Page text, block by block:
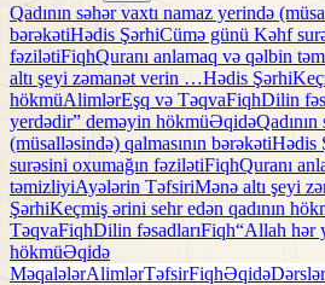
Qadının səhər vaxtı namaz yerində
bərəkətiHədis ŞərhiCümə günü Kəhf
fəzilətiFiqhQuranı anlamaq və qəlbin
altı şeyi zəmanət verin …Hədis Şərhi
hökmüAlimlərEşq və TəqvaFiqhDilin
yerdədir” deməyin hökmüƏqidə
(müsalləsində) qalmasının bərəkətiHədis
surəsini oxumağın fəzilətiFiqhQuranı
təmizliyiAyələrin TəfsiriMənə altı şeyi
ŞərhiKeçmiş ərini sehr edən qadının
TəqvaFiqhDilin fəsadlarıFiqh“Allah hər
hökmüƏqidə
MəqalələrAlimlərTəfsirFiqhƏqidəDərslər